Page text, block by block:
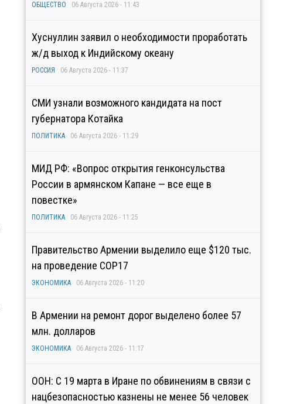
ОБЩЕСТВО 06 Августа 2026 - 11:43
Хуснуллин заявил о необходимости проработать
ж/д выход к Индийскому океану
РОССИЯ 06 Августа 2026 - 11:37
СМИ узнали возможного кандидата на пост
губернатора Котайка
ПОЛИТИКА 06 Августа 2026 - 11:29
МИД РФ: «Вопрос открытия генконсульства
России в армянском Капане — все еще в
повестке»
ПОЛИТИКА 06 Августа 2026 - 11:25
Правительство Армении выделило еще $120 тыс.
на проведение COP17
ЭКОНОМИКА 06 Августа 2026 - 11:20
В Армении на ремонт дорог выделено более 57
млн. долларов
ЭКОНОМИКА 06 Августа 2026 - 11:17
ООН: С 19 марта в Иране по обвинениям в связи с
нацбезопасностью казнены не менее 56 человек